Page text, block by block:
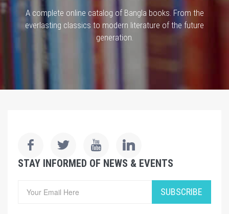
A complete online catalog of Bangla books. From the
everlasting classics to modern literature of the future
generation.
STAY INFORMED OF NEWS & EVENTS
SUBSCRIBE